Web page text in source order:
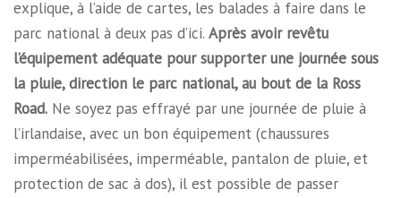
explique, à l’aide de cartes, les balades à faire dans le
parc national à deux pas d’ici. Après avoir revêtu
l’équipement adéquate pour supporter une journée sous
la pluie, direction le parc national, au bout de la Ross
Road. Ne soyez pas effrayé par une journée de pluie à
l’irlandaise, avec un bon équipement (chaussures
imperméabilisées, imperméable, pantalon de pluie, et
protection de sac à dos), il est possible de passer